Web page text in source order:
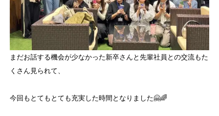
まだお話する機会が少なかった新卒さんと先輩社員との交流もた
くさん見られて、
今回もとてもとても充実した時間となりました🤗🌈